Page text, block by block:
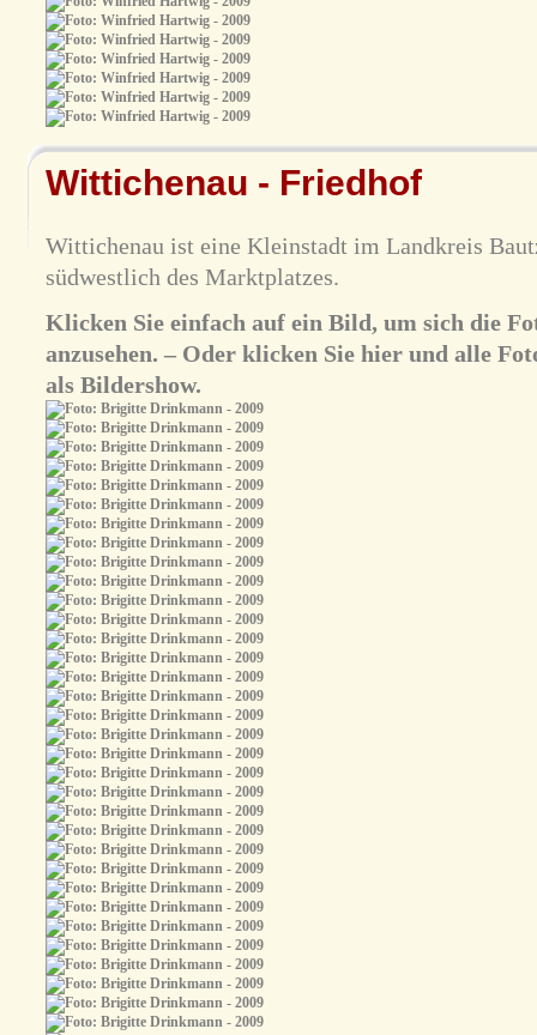
Wittichenau - Friedhof
Wittichenau ist eine Kleinstadt im Landkreis
südwestlich des Marktplatzes.
Klicken Sie einfach auf ein Bild, um sich die
anzusehen. – Oder klicken Sie hier und alle
als Bildershow.